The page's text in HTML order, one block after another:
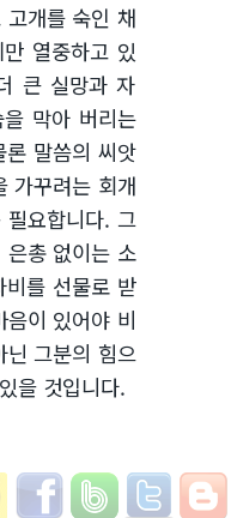
개를 숙인 채
열중하고 있
큰 실망과 자
막아 버리는
론 말씀의 씨앗
가꾸려는 회개
필요합니다. 그
은총 없이는 소
비를 선물로 받
이 있어야 비
닌 그분의 힘으
을 것입니다.